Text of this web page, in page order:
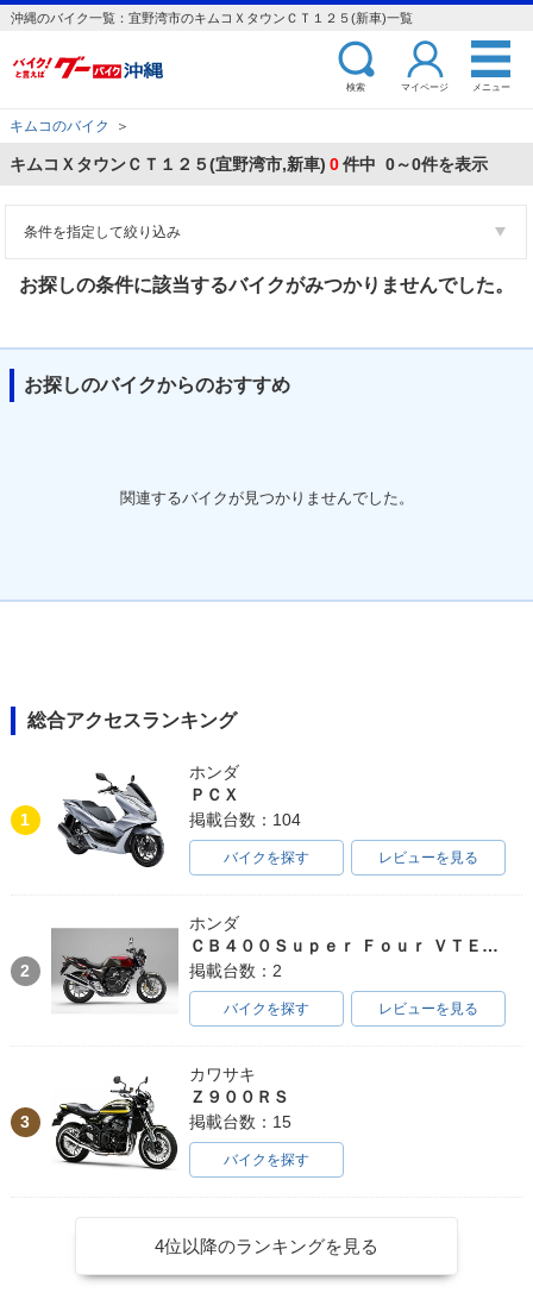
沖縄のバイク一覧：宜野湾市のキムコＸタウンＣＴ１２５(新車)一覧
検索 マイページ メニュー
キムコのバイク ＞
キムコＸタウンＣＴ１２５(宜野湾市,新車) 0件中 0～0件を表示
条件を指定して絞り込み
お探しの条件に該当するバイクがみつかりませんでした。
お探しのバイクからのおすすめ
関連するバイクが見つかりませんでした。
総合アクセスランキング
1
ホンダ
ＰＣＸ
掲載台数：104
バイクを探す レビューを見る
2
ホンダ
ＣＢ４００Ｓｕｐｅｒ Ｆｏｕｒ ＶＴＥＣ ＳＰＥＣ３
掲載台数：2
バイクを探す レビューを見る
3
カワサキ
Ｚ９００ＲＳ
掲載台数：15
バイクを探す
4位以降のランキングを見る